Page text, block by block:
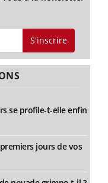
S'inscrire
se profile-t-elle enfin
jours de vos